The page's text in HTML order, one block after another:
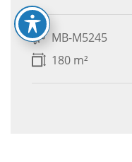
MB-M5245
180 m²